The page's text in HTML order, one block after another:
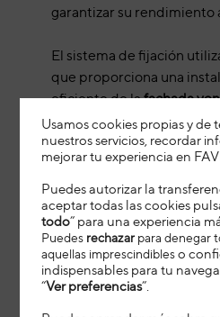
garantizar su rendimiento
El sistema de fijación
que proporciona una
eficiente de lafachada
contribuye a mejorar el
térmico de la envolvente,
aislamiento frente a
favorece la durabilidad
constructivo. Gracias a
elevadas prestaciones de
yconfort interior,
relevantes en
cuidado de la salud.
Usamos cookies propias y de
nuestros servicios, recordar
mejorar tu experiencia en
Puedes autorizar la
aceptar todas las cookies
todo” para una experiencia
Puedes rechazarpara denegar
aquellas imprescindibleso
indispensables para tu
“Ver preferencias”.